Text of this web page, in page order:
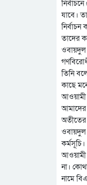
যাবে।
তাদের
ওবায়দুল
তিনি
কাছে
আওয়ামী
আমাদের
অতীতের
ওবায়দুল
আওয়ামী
না।
নামে